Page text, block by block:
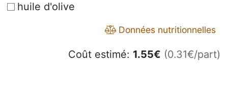
huile d'olive
Données nutritionnelles
Coût estimé: 1.55€ (0.31€/part)